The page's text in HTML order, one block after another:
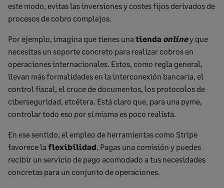
este modo, evitas las inversiones y costes fijos derivados de
procesos de cobro complejos.
Por ejemplo, imagina que tienes una tienda onliney que
necesitas un soporte concreto para realizar cobros en
operaciones internacionales. Estos, como regla general,
llevan más formalidades en la interconexión bancaria, el
control fiscal, el cruce de documentos, los protocolos de
ciberseguridad, etcétera. Está claro que, para una pyme,
controlar todo eso por sí misma es poco realista.
En ese sentido, el empleo de herramientas como Stripe
favorece la flexibilidad . Pagas una comisión y puedes
recibir un servicio de pago acomodado a tus necesidades
concretas para un conjunto de operaciones.